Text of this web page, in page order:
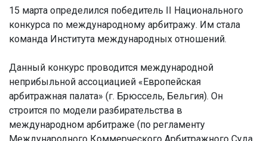
15 марта определился победитель ІІ Национального
конкурса по международному арбитражу. Им стала
команда Института международных отношений.
Данный конкурс проводится международной
неприбыльной ассоциацией «Европейская
арбитражная палата» (г. Брюссель, Бельгия). Он
строится по модели разбирательства в
международном арбитраже (по регламенту